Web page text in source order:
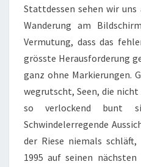
Stattdessen sehen wir
Wanderung am
Vermutung, dass das
grösste Herausforderung
ganz ohne Markierungen.
wegrutscht, Seen, die
so verlockend bunt
Schwindelerregende
der Riese niemals
1995 auf seinen